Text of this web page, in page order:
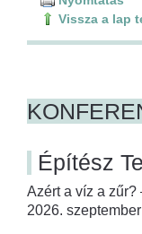
Vissza a lap
Építész
Azért a víz a
2026.